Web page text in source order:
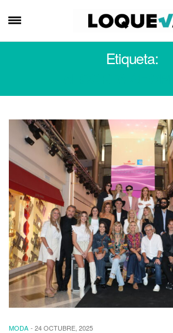
Etiqueta:
MODA - 24 OCTUBRE, 2025